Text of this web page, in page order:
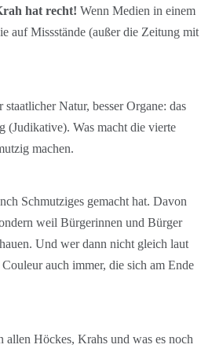
hat recht! Wenn Medien in einem
auf Missstände (außer die Zeitung mit
Natur, besser Organe: das
(Judikative). Was macht die vierte
machen.
Schmutziges gemacht hat. Davon
weil Bürgerinnen und Bürger
Und wer dann nicht gleich laut
auch immer, die sich am Ende
Höckes, Krahs und was es noch